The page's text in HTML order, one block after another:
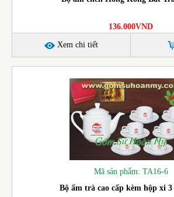
136.000VND
Xem chi tiết
Mã sản phẩm: TA16-6
Bộ ấm trà cao cấp kèm hộp xi